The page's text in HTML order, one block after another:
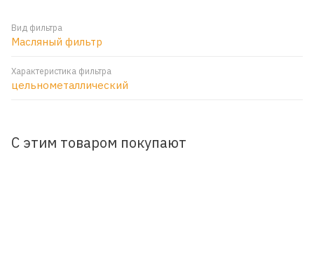
Вид фильтра
Масляный фильтр
Характеристика фильтра
цельнометаллический
С этим товаром покупают